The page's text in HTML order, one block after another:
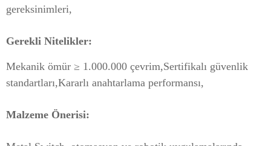
gereksinimleri,
Gerekli Nitelikler:
Mekanik ömür ≥ 1.000.000 çevrim,Sertifikalı güvenlik
standartları,Kararlı anahtarlama performansı,
Malzeme Önerisi: